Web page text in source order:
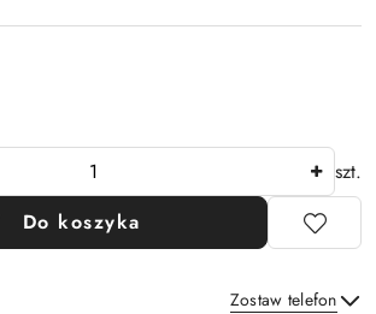
szt.
Do koszyka
Zostaw telefon